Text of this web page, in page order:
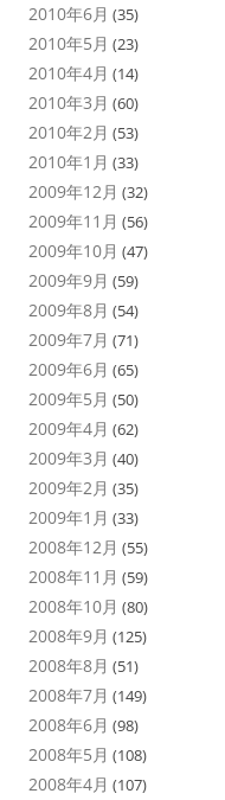
2010年6月 (35)
2010年5月 (23)
2010年4月 (14)
2010年3月 (60)
2010年2月 (53)
2010年1月 (33)
2009年12月 (32)
2009年11月 (56)
2009年10月 (47)
2009年9月 (59)
2009年8月 (54)
2009年7月 (71)
2009年6月 (65)
2009年5月 (50)
2009年4月 (62)
2009年3月 (40)
2009年2月 (35)
2009年1月 (33)
2008年12月 (55)
2008年11月 (59)
2008年10月 (80)
2008年9月 (125)
2008年8月 (51)
2008年7月 (149)
2008年6月 (98)
2008年5月 (108)
2008年4月 (107)